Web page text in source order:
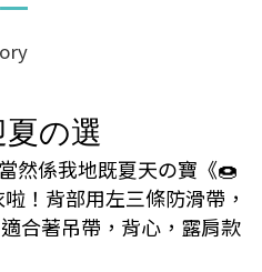
の選
然係我地既夏天の寶《🍩
！背部用左三條防滑帶，
合著吊帶，背心，露肩款